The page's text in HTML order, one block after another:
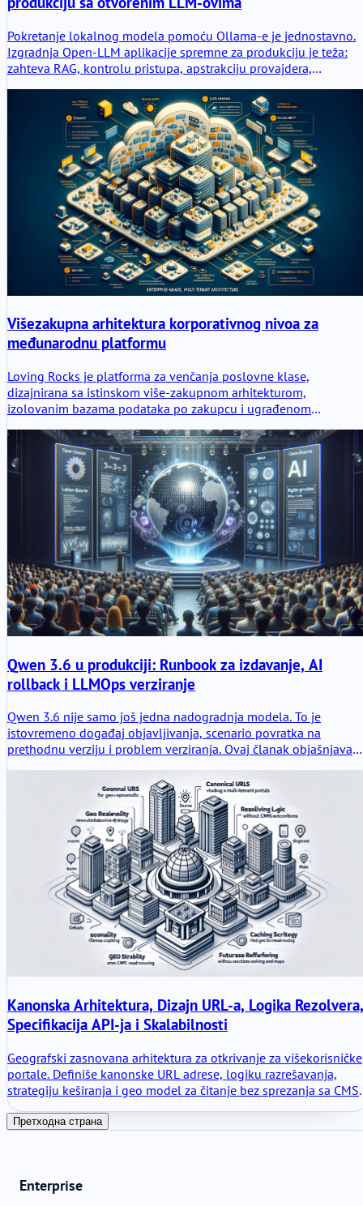
Pokretanje lokalnog modela pomoću Ollama-e je jednostavno.
Izgradnja Open-LLM aplikacije spremne za produkciju je teža:
zahteva RAG, kontrolu pristupa, apstrakciju provajdera,
aplikativni sloj oko modela.
Višezakupna arhitektura korporativnog nivoa za
međunarodnu platformu
Loving Rocks je platforma za venčanja poslovne klase,
dizajnirana sa istinskom više-zakupnom arhitekturom,
izolovanim bazama podataka po zakupcu i ugrađenom
dugoročnu operativnu stabilnost.
Qwen 3.6 u produkciji: Runbook za izdavanje, AI
rollback i LLMOps verziranje
Qwen 3.6 nije samo još jedna nadogradnja modela. To je
istovremeno događaj objavljivanja, scenario povratka na
prethodnu verziju i problem verziranja. Ovaj članak objašnjava
disciplinu, sledljivost promptova i modela, kontrolisano
uvođenje i spremnost za povratak na prethodnu verziju
zasnovanu na dokazima.
Kanonska Arhitektura, Dizajn URL-a, Logika Rezolvera,
Specifikacija API-ja i Skalabilnosti
Geografski zasnovana arhitektura za otkrivanje za višekorisničke
portale. Definiše kanonske URL adrese, logiku razrešavanja,
strategiju keširanja i geo model za čitanje bez sprezanja sa CMS-
om ili refaktorisanja baze podataka. Dizajnirano za SEO
stabilnost, skalabilnost i buduća proširenja poput rezervacija i
Претходна страна
Enterprise